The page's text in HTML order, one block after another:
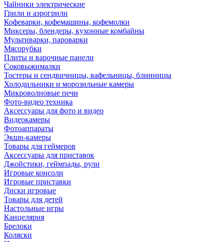
Чайники электрические
Грили и аэрогрили
Кофеварки, кофемашины, кофемолки
Миксеры, блендеры, кухонные комбайны
Мультиварки, пароварки
Мясорубки
Плиты и варочные панели
Соковыжималки
Тостеры и сендвичницы, вафельницы, блинницы
Холодильники и морозильные камеры
Микроволновые печи
Фото-видео техника
Аксессуары для фото и видео
Видеокамеры
Фотоаппараты
Экшн-камеры
Товары для геймеров
Аксессуары для приставок
Джойстики, геймпады, рули
Игровые консоли
Игровые приставки
Диски игровые
Товары для детей
Настольные игры
Канцелярия
Брелоки
Коляски